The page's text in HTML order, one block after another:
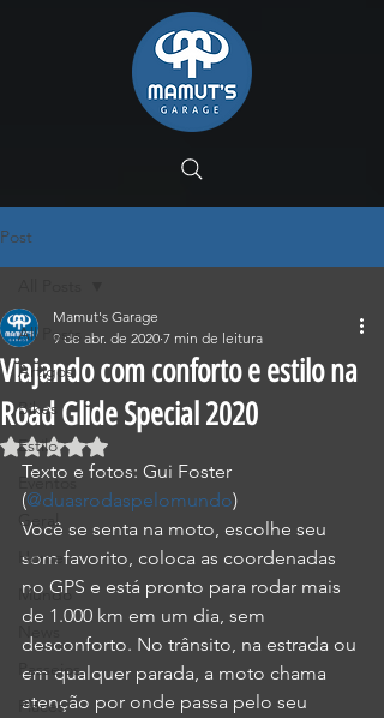
Post
All Posts
Artigos
Bikes
Estilo
Eventos
Geral
Home
Mundo
News
Passeios
Places
Viajando com conforto e estilo na
Road Glide Special 2020
Mamut's Garage
9 de abr. de 2020 7 min de leitura
Avaliado com NaN de 5 estrelas.
Texto e fotos: Gui Foster
(@duasrodaspelomundo)
Você se senta na moto, escolhe seu
som favorito, coloca as coordenadas
no GPS e está pronto para rodar mais
de 1.000 km em um dia, sem
desconforto. No trânsito, na estrada ou
em qualquer parada, a moto chama
atenção por onde passa pelo seu